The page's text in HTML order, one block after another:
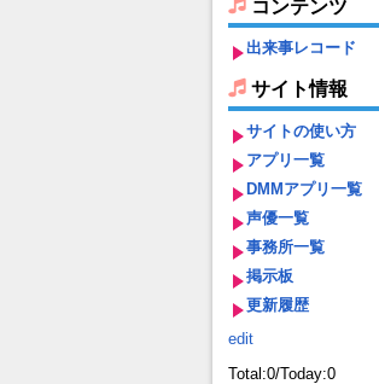
コンテンツ
出来事レコード
サイト情報
サイトの使い方
アプリ一覧
DMMアプリ一覧
声優一覧
事務所一覧
掲示板
更新履歴
edit
Total:0/Today:0